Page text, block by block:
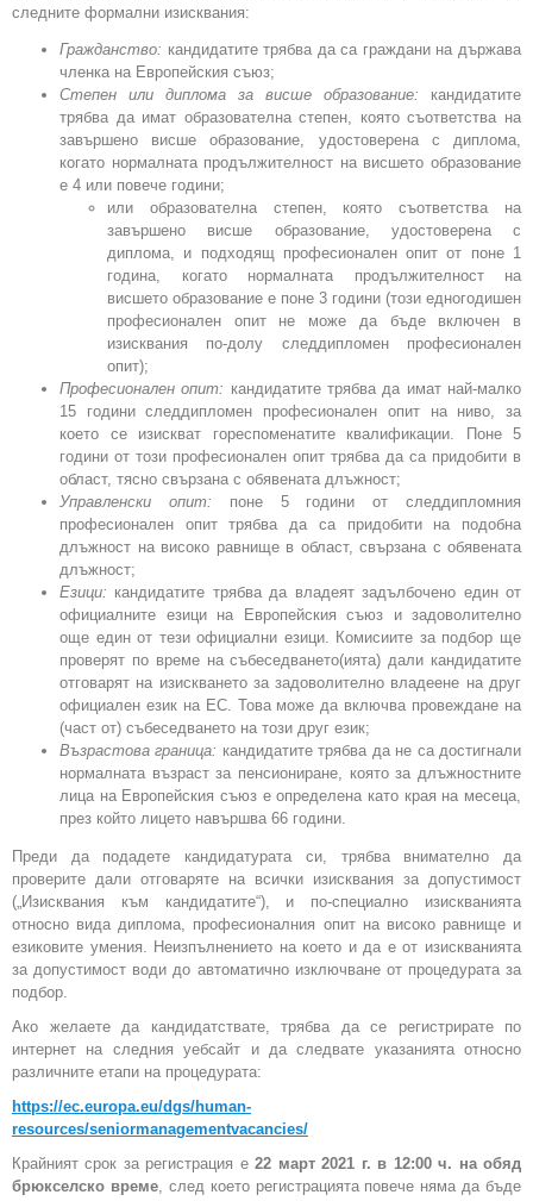
следните формални изисквания:
Гражданство: кандидатите трябва да са граждани на държава
членка на Европейския съюз;
Степен или диплома за висше образование: кандидатите
трябва да имат образователна степен, която съответства на
завършено висше образование, удостоверена с диплома,
когато нормалната продължителност на висшето образование
е 4 или повече години;
или образователна степен, която съответства на
завършено висше образование, удостоверена с
диплома, и подходящ професионален опит от поне 1
година, когато нормалната продължителност на
висшето образование е поне 3 години (този едногодишен
професионален опит не може да бъде включен в
изисквания по-долу следдипломен професионален
опит);
Професионален опит: кандидатите трябва да имат най-малко
15 години следдипломен професионален опит на ниво, за
което се изискват гореспоменатите квалификации. Поне 5
години от този професионален опит трябва да са придобити в
област, тясно свързана с обявената длъжност;
Управленски опит: поне 5 години от следдипломния
професионален опит трябва да са придобити на подобна
длъжност на високо равнище в област, свързана с обявената
длъжност;
Езици: кандидатите трябва да владеят задълбочено един от
официалните езици на Европейския съюз и задоволително
още един от тези официални езици. Комисиите за подбор ще
проверят по време на събеседването(ията) дали кандидатите
отговарят на изискването за задоволително владеене на друг
официален език на ЕС. Това може да включва провеждане на
(част от) събеседването на този друг език;
Възрастова граница: кандидатите трябва да не са достигнали
нормалната възраст за пенсиониране, която за длъжностните
лица на Европейския съюз е определена като края на месеца,
през който лицето навършва 66 години.
Преди да подадете кандидатурата си, трябва внимателно да
проверите дали отговаряте на всички изисквания за допустимост
(„Изисквания към кандидатите“), и по-специално изискванията
относно вида диплома, професионалния опит на високо равнище и
езиковите умения. Неизпълнението на което и да е от изискванията
за допустимост води до автоматично изключване от процедурата за
подбор.
Ако желаете да кандидатствате, трябва да се регистрирате по
интернет на следния уебсайт и да следвате указанията относно
различните етапи на процедурата:
https://ec.europa.eu/dgs/human-
resources/seniormanagementvacancies/
Крайният срок за регистрация е22 март 2021 г. в 12:00 ч. на обяд
брюкселско време, след което регистрацията повече няма да бъде